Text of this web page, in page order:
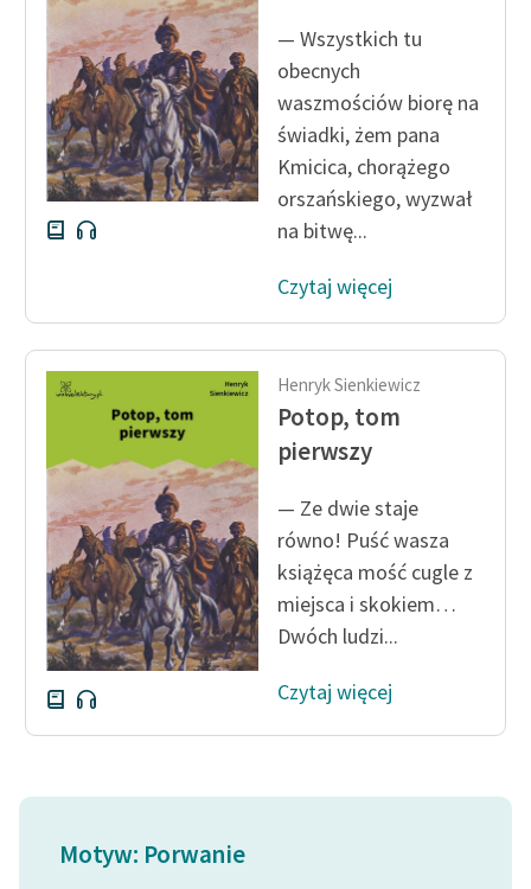
— Wszystkich tu
obecnych
waszmościów biorę na
świadki, żem pana
Kmicica, chorążego
orszańskiego, wyzwał
na bitwę...
Czytaj więcej
Henryk Sienkiewicz
Potop, tom
pierwszy
— Ze dwie staje
równo! Puść wasza
książęca mość cugle z
miejsca i skokiem…
Dwóch ludzi...
Czytaj więcej
Motyw: Porwanie